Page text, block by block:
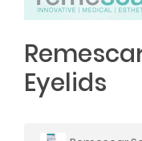
Eyelids